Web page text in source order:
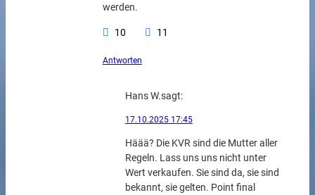
werden.
10 11
Antworten
Hans W.sagt:
17.10.2025 17:45
Häää? Die KVR sind die Mutter aller
Regeln. Lass uns uns nicht unter
Wert verkaufen. Sie sind da, sie sind
bekannt, sie gelten. Point final